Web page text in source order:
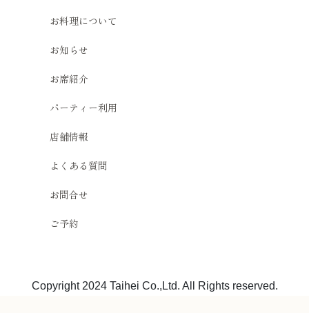
お料理について
お知らせ
お席紹介
パーティー利用
店舗情報
よくある質問
お問合せ
ご予約
Copyright 2024 Taihei Co.,Ltd. All Rights reserved.